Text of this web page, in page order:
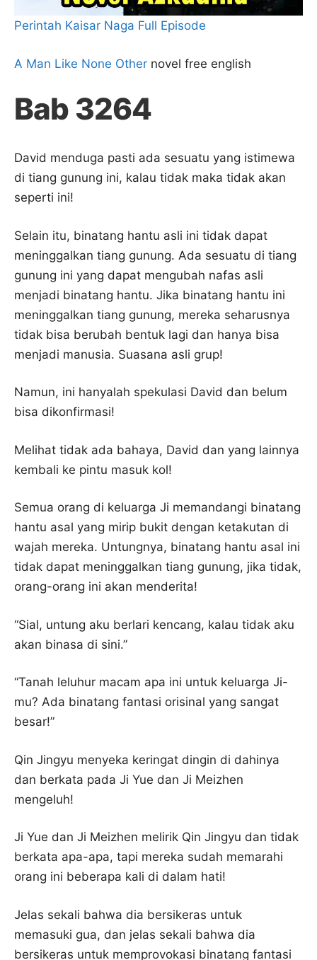
Perintah Kaisar Naga Full Episode
A Man Like None Other novel free english
Bab 3264
David menduga pasti ada sesuatu yang istimewa
di tiang gunung ini, kalau tidak maka tidak akan
seperti ini!
Selain itu, binatang hantu asli ini tidak dapat
meninggalkan tiang gunung. Ada sesuatu di tiang
gunung ini yang dapat mengubah nafas asli
menjadi binatang hantu. Jika binatang hantu ini
meninggalkan tiang gunung, mereka seharusnya
tidak bisa berubah bentuk lagi dan hanya bisa
menjadi manusia. Suasana asli grup!
Namun, ini hanyalah spekulasi David dan belum
bisa dikonfirmasi!
Melihat tidak ada bahaya, David dan yang lainnya
kembali ke pintu masuk kol!
Semua orang di keluarga Ji memandangi binatang
hantu asal yang mirip bukit dengan ketakutan di
wajah mereka. Untungnya, binatang hantu asal ini
tidak dapat meninggalkan tiang gunung, jika tidak,
orang-orang ini akan menderita!
“Sial, untung aku berlari kencang, kalau tidak aku
akan binasa di sini.”
“Tanah leluhur macam apa ini untuk keluarga Ji-
mu? Ada binatang fantasi orisinal yang sangat
besar!”
Qin Jingyu menyeka keringat dingin di dahinya
dan berkata pada Ji Yue dan Ji Meizhen
mengeluh!
Ji Yue dan Ji Meizhen melirik Qin Jingyu dan tidak
berkata apa-apa, tapi mereka sudah memarahi
orang ini beberapa kali di dalam hati!
Jelas sekali bahwa dia bersikeras untuk
memasuki gua, dan jelas sekali bahwa dia
bersikeras untuk memprovokasi binatang fantasi